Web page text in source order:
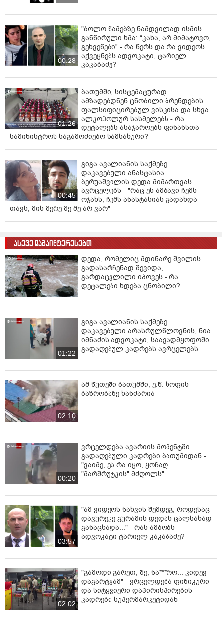
00:28
"ბოლო წამებზე ნამდვილად ისმის
განწირული ხმა: “კახა, არ მიმატოვო,
გეხვეწები” - რა წერს და რა ვიდეოს
აქვეყნებს ადვოკატი, ტარიელ
კაკაბაძე?
01:26
ბათუმში, სისტემატურად
ამზადებდნენ ცნობილი ბრენდების
ფალსიფიცირებულ ვისკისა და სხვა
ალკოჰოლურ სასმელებს - რა
დეტალებს ასაჯაროებს ფინანსთა
სამინისტროს საგამოძიებო სამსახური?
00:45
გიგა ავალიანის საქმეზე
დაკავებული ანასტასია
ბერუაშვილის დედა მიმართვას
ავრცელებს - "რაც ეს ამბავი ჩემს
ოჯახს, ჩემს ანასტასიას გადახდა
თავს, მის მერე მე მე არ ვარ"
ასევე დაგაინტერესებთ
დედა, რომელიც მდინარე შვილის
გადასარჩენად შევიდა,
გარდაცვლილი იპოვეს - რა
დეტალები ხდება ცნობილი?
01:22
გიგა ავალიანის საქმეზე
დაკავებული არასრულწლოვნის, ნია
იმნაძის ადვოკატი, საავადმყოფოში
გადაღებულ კადრებს ავრცელებს
02:10
ამ წუთეში ბათუმში, ე.წ. ხოფის
ბაზრობაზე ხანძარია
00:20
ვრცელდება ავარიის მომენტში
გადაღებული კადრები ბათუმიდან -
"ვაიმე, ეს რა იყო, ყოჩაღ
"მარშრუტკის" მძღოლს"
03:57
"ამ ვიდეოს ნახვის შემდეგ, როდესაც
დავურეკე გურამის დედას ცალსახად
განაცხადა..." - რას ამბობს
ადვოკატი ტარიელ კაკაბაძე?
02:02
"გამოდი გარეთ, შე, ნა***რო... კიდევ
დაგარტყამ" - ვრცელდება ფიზიკური
და სიტყვიერი დაპირისპირების
კადრები სუპერმარკეტიდან